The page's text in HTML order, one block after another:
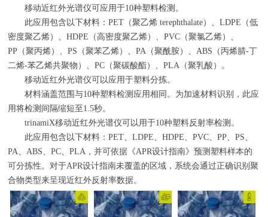
移动近红外光谱仪可应用于10种塑料检测。
此应用包含以下材料：PET （聚乙烯 terephthalate）、LDPE （低
密度聚乙烯）、HDPE （高密度聚乙烯）、PVC （聚氯乙烯）、
PP （聚丙烯）、PS （聚苯乙烯）、PA （聚酰胺）、 ABS （丙烯腈-丁
二烯-苯乙烯共聚物）、PC （聚碳酸酯）、PLA （聚乳酸）。
移动近红外光谱仪可以应用于塑料分拣。
材料涵盖范围与10种塑料检测应用相同。为加速材料识别，此应
用将检测间隔缩短至 1.5秒。
trinamiX移动近红外光谱仪可以用于10种塑料反射率检测。
此应用包含以下材料：PET 、LDPE 、HDPE 、PVC 、PP 、PS
PA
ABS 、PC 、PLA ，并可依据《APR设计指南》预测塑料样本的
可分拣性。对于APR设计指南未覆盖的区域，系统会通过正确识别聚
合物类型来呈现近红外反射率数据。